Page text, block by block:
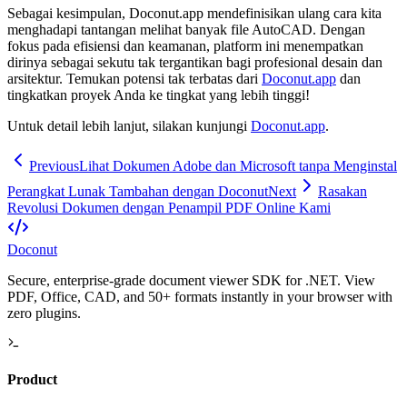
Sebagai kesimpulan, Doconut.app mendefinisikan ulang cara kita
menghadapi tantangan melihat banyak file AutoCAD. Dengan
fokus pada efisiensi dan keamanan, platform ini menempatkan
dirinya sebagai sekutu tak tergantikan bagi profesional desain dan
arsitektur. Temukan potensi tak terbatas dari Doconut.app dan
tingkatkan proyek Anda ke tingkat yang lebih tinggi!
Untuk detail lebih lanjut, silakan kunjungi Doconut.app.
PreviousLihat Dokumen Adobe dan Microsoft tanpa Menginstal
Perangkat Lunak Tambahan dengan DoconutNext
Rasakan
Revolusi Dokumen dengan Penampil PDF Online Kami
Doconut
Secure, enterprise-grade document viewer SDK for .NET. View
PDF, Office, CAD, and 50+ formats instantly in your browser with
zero plugins.
Product